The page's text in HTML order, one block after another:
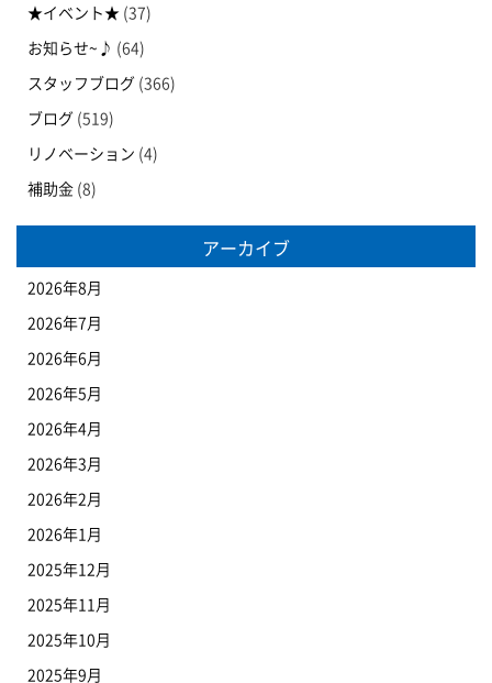
★イベント★ (37)
お知らせ~♪ (64)
スタッフブログ (366)
ブログ (519)
リノベーション (4)
補助金 (8)
アーカイブ
2026年8月
2026年7月
2026年6月
2026年5月
2026年4月
2026年3月
2026年2月
2026年1月
2025年12月
2025年11月
2025年10月
2025年9月